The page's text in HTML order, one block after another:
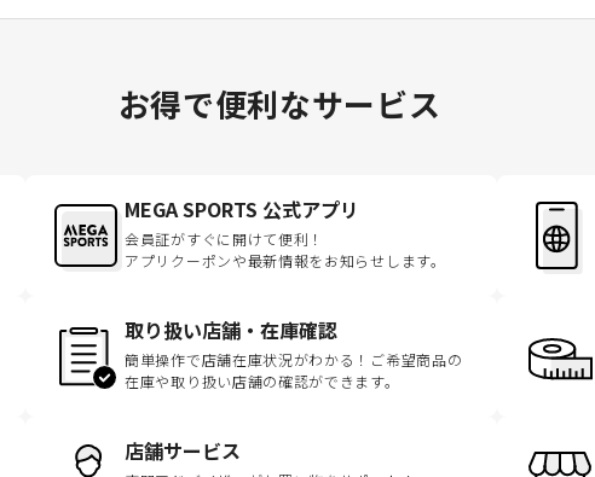
お得で便利なサービス
MEGA SPORTS 公式アプリ
会員証がすぐに開けて便利！
アプリクーポンや最新情報をお知らせします。
取り扱い店舗・在庫確認
簡単操作で店舗在庫状況がわかる！ご希望商品の
在庫や取り扱い店舗の確認ができます。
店舗サービス